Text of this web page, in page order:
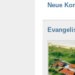
Neue